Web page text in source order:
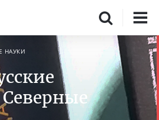
НАУКИ